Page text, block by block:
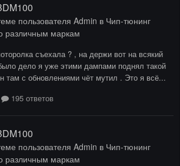
пользователя Admin в Чип-тюнинг
различным маркам
съехала ? , на держи вот на всякий
дело я уже этими дампами поднял такой
там с обновлениями чёт мутил . Это я всё...
195 ответов
пользователя Admin в Чип-тюнинг
различным маркам